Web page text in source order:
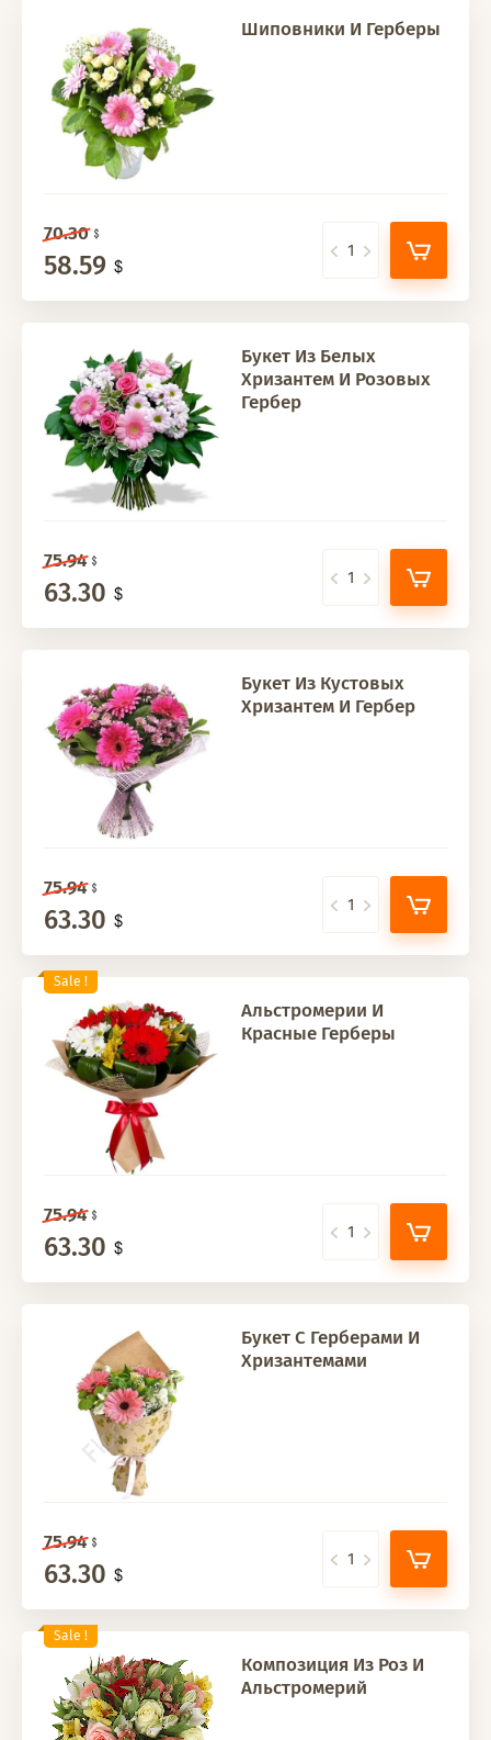
Шиповники И Герберы
70.30
58.59
Букет Из Белых
Хризантем И Розовых
Гербер
75.94
63.30
Букет Из Кустовых
Хризантем И Гербер
75.94
63.30
Sale !
Альстромерии И
Красные Герберы
75.94
63.30
Букет С Герберами И
Хризантемами
75.94
63.30
Sale !
Композиция Из Роз И
Альстромерий